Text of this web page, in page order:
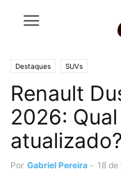
Destaques SUVs
Renault
2026:
atualizado?
Por Gabriel Pereira - 18